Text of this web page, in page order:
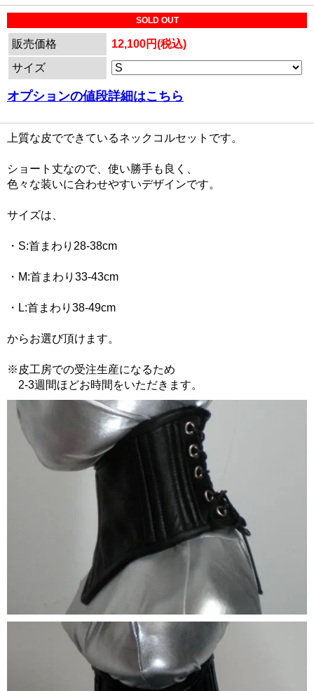
SOLD OUT
販売価格
12,100円(税込)
サイズ
オプションの値段詳細はこちら
上質な皮でできているネックコルセットです。
ショート丈なので、使い勝手も良く、
色々な装いに合わせやすいデザインです。
サイズは、
・S:首まわり28-38cm
・M:首まわり33-43cm
・L:首まわり38-49cm
からお選び頂けます。
※皮工房での受注生産になるため
2-3週間ほどお時間をいただきます。